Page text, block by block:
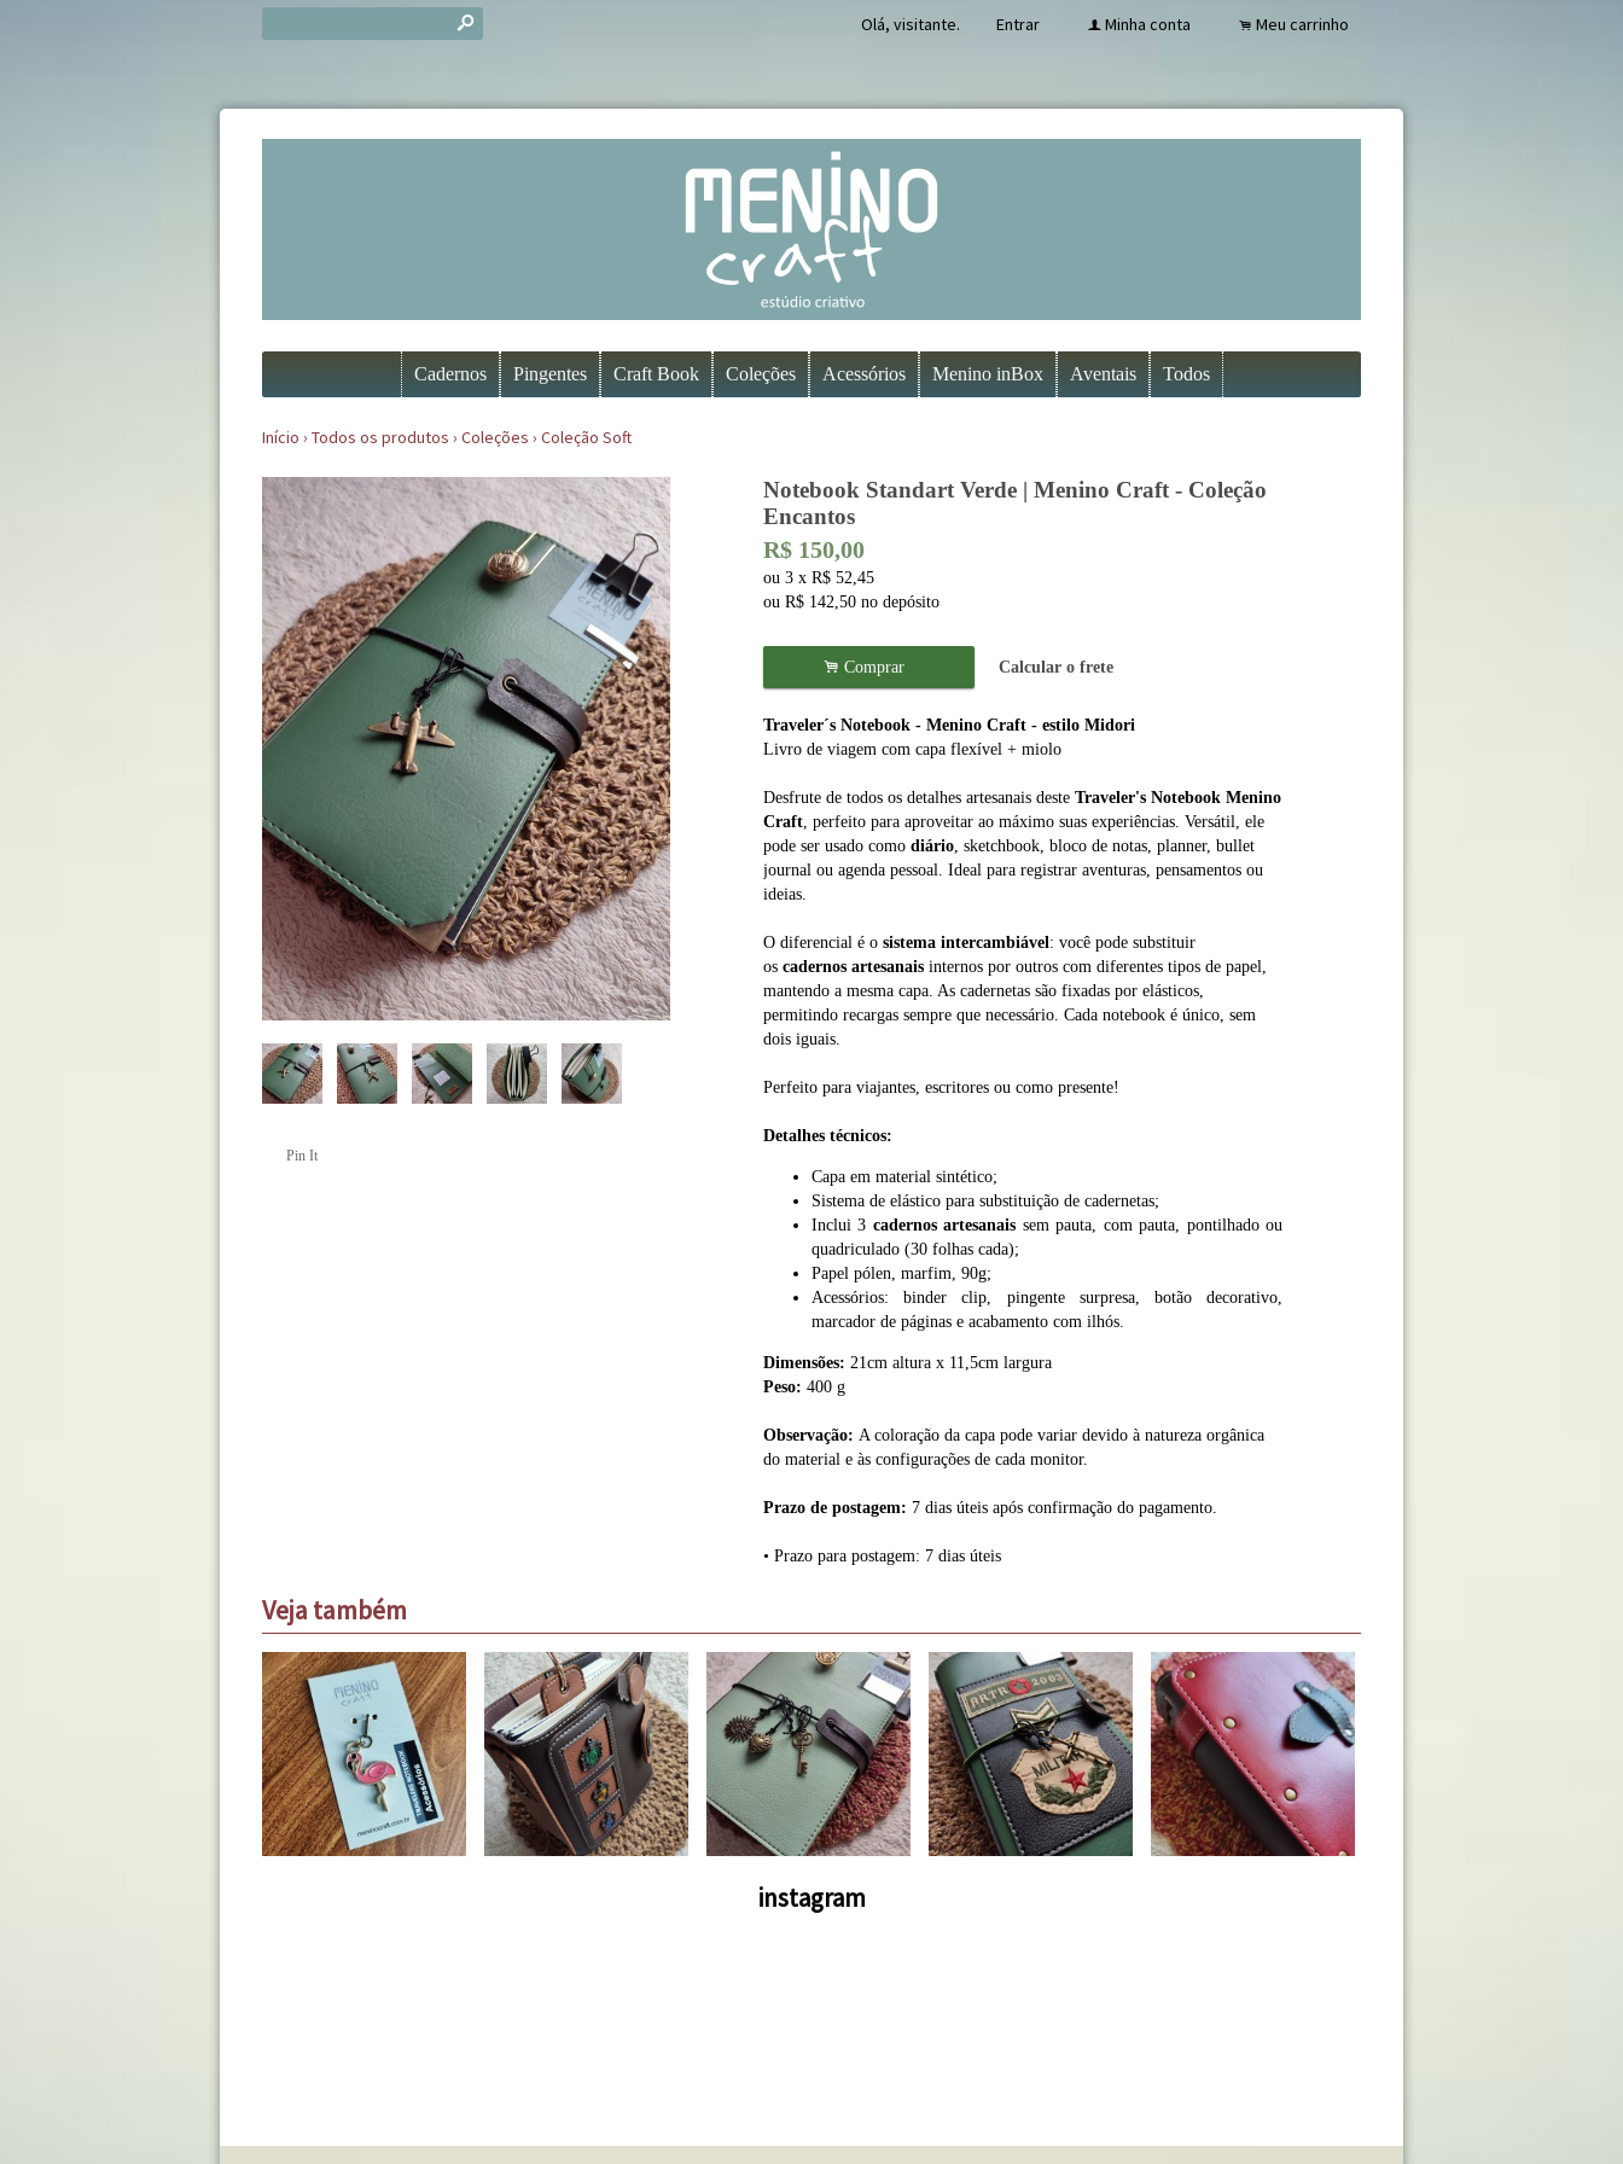
s Olá, visitante. Entrar f Minha conta . Meu carrinho
Cadernos Pingentes Craft Book Coleções Acessórios Menino inBox Aventais Todos
Início › Todos os produtos › Coleções › Coleção Soft
Pin It
Notebook Standart Verde | Menino Craft - Coleção
Encantos
R$ 150,00
ou 3 x R$ 52,45
ou R$ 142,50 no depósito
. Comprar Calcular o frete
Traveler´s Notebook - Menino Craft - estilo Midori
Livro de viagem com capa flexível + miolo
Desfrute de todos os detalhes artesanais deste Traveler's Notebook Menino
Craft, perfeito para aproveitar ao máximo suas experiências. Versátil, ele
pode ser usado como diário, sketchbook, bloco de notas, planner, bullet
journal ou agenda pessoal. Ideal para registrar aventuras, pensamentos ou
ideias.
O diferencial é o sistema intercambiável: você pode substituir
os cadernos artesanais internos por outros com diferentes tipos de papel,
mantendo a mesma capa. As cadernetas são fixadas por elásticos,
permitindo recargas sempre que necessário. Cada notebook é único, sem
dois iguais.
Perfeito para viajantes, escritores ou como presente!
Detalhes técnicos:
Capa em material sintético;
Sistema de elástico para substituição de cadernetas;
Inclui 3 cadernos artesanais sem pauta, com pauta, pontilhado ou
quadriculado (30 folhas cada);
Papel pólen, marfim, 90g;
Acessórios: binder clip, pingente surpresa, botão decorativo,
marcador de páginas e acabamento com ilhós.
Dimensões: 21cm altura x 11,5cm largura
Peso: 400 g
Observação: A coloração da capa pode variar devido à natureza orgânica
do material e às configurações de cada monitor.
Prazo de postagem: 7 dias úteis após confirmação do pagamento.
• Prazo para postagem: 7 dias úteis
Veja também
instagram